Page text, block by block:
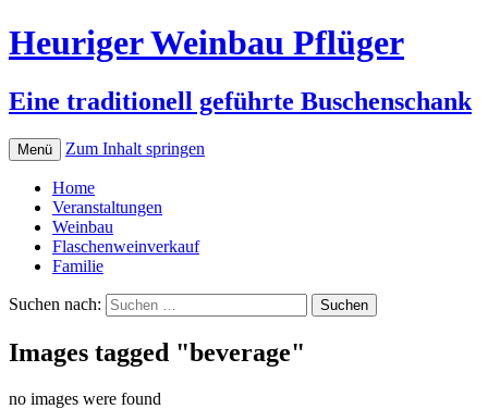
Heuriger Weinbau Pflüger
Eine traditionell geführte Buschenschank
Menü Zum Inhalt springen
Home
Veranstaltungen
Weinbau
Flaschenweinverkauf
Familie
Suchen nach:
Images tagged "beverage"
no images were found